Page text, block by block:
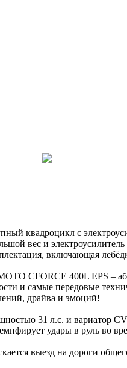
квадроцикл с
вес и
включающая
CFORCE 400L EPS –
и самые передовые
драйва и эмоций!
31 л.с. и вариатор
удары в руль во
выезд на дороги